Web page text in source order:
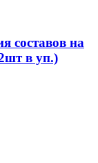
составов на
в уп.)